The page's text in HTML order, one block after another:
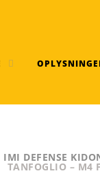
IMI DEFENSE
TANFOGLIO – M4